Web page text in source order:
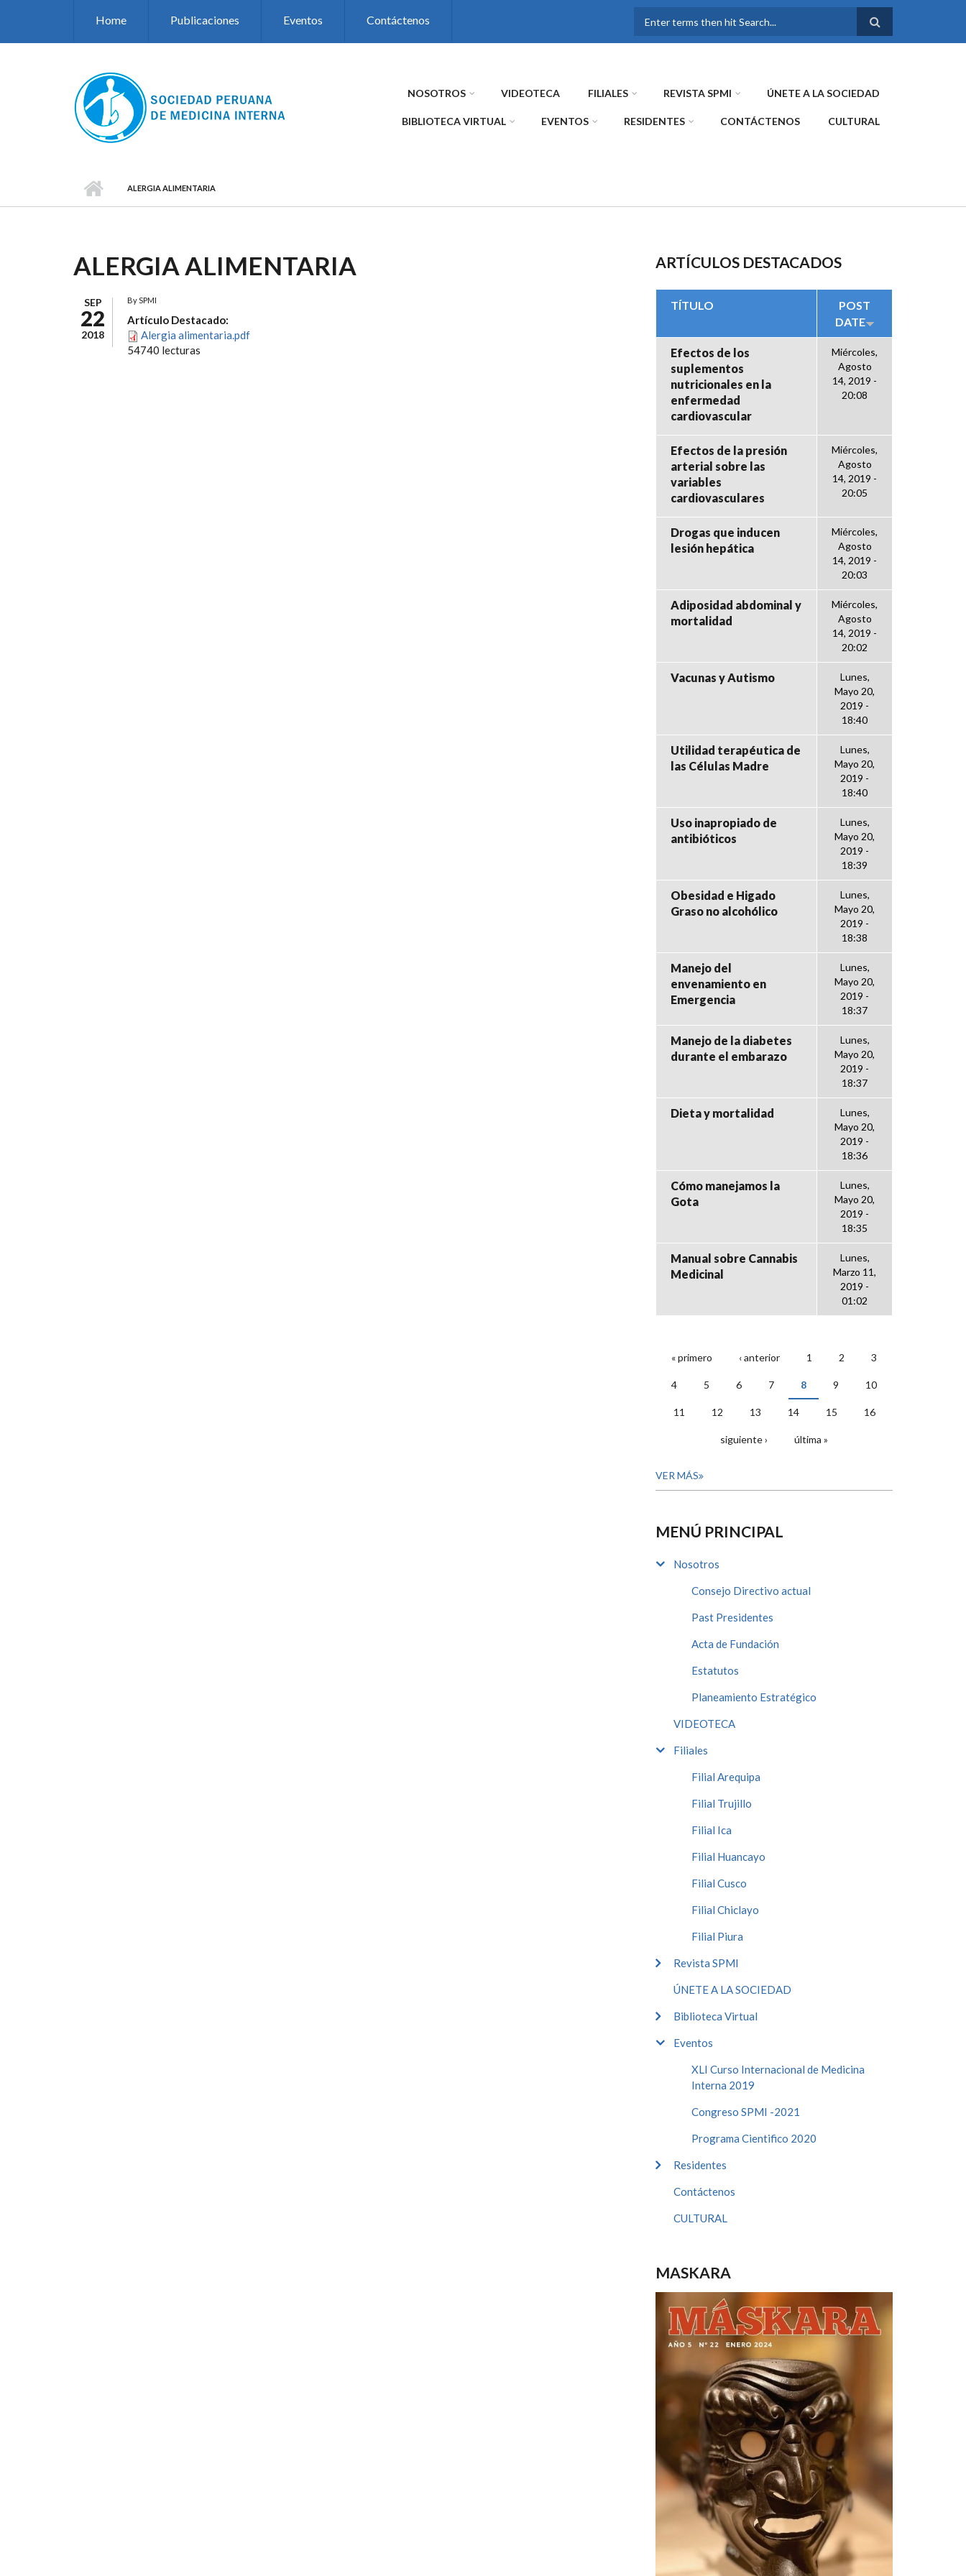
Home Publicaciones Eventos Contáctenos
FORMULARIO DE
NOSOTROS VIDEOTECA FILIALES REVISTA SPMI ÚNETE A LA SOCIEDAD
BIBLIOTECA VIRTUAL EVENTOS RESIDENTES CONTÁCTENOS CULTURAL
ALERGIA ALIMENTARIA
ALERGIA ALIMENTARIA
SEP
22
2018
BySPMI
Artículo Destacado:
Alergia alimentaria.pdf
54740 lecturas
ARTÍCULOS DESTACADOS
TÍTULO
POST
DATE
Efectos de los
suplementos
nutricionales en la
enfermedad
cardiovascular
Miércoles,
Agosto
14, 2019 -
20:08
Efectos de la presión
arterial sobre las
variables
cardiovasculares
Miércoles,
Agosto
14, 2019 -
20:05
Drogas que inducen
lesión hepática
Miércoles,
Agosto
14, 2019 -
20:03
Adiposidad abdominal y
mortalidad
Miércoles,
Agosto
14, 2019 -
20:02
Vacunas y Autismo
Lunes,
Mayo 20,
2019 -
18:40
Utilidad terapéutica de
las Células Madre
Lunes,
Mayo 20,
2019 -
18:40
Uso inapropiado de
antibióticos
Lunes,
Mayo 20,
2019 -
18:39
Obesidad e Higado
Graso no alcohólico
Lunes,
Mayo 20,
2019 -
18:38
Manejo del
envenamiento en
Emergencia
Lunes,
Mayo 20,
2019 -
18:37
Manejo de la diabetes
durante el embarazo
Lunes,
Mayo 20,
2019 -
18:37
Dieta y mortalidad
Lunes,
Mayo 20,
2019 -
18:36
Cómo manejamos la
Gota
Lunes,
Mayo 20,
2019 -
18:35
Manual sobre Cannabis
Medicinal
Lunes,
Marzo 11,
2019 -
01:02
PÁGINAS
« primero ‹ anterior 1 2 3
4 5 6 7 8 9 10
11 12 13 14 15 16
siguiente › última »
VER MÁS
MENÚ PRINCIPAL
Nosotros
Consejo Directivo actual
Past Presidentes
Acta de Fundación
Estatutos
Planeamiento Estratégico
VIDEOTECA
Filiales
Filial Arequipa
Filial Trujillo
Filial Ica
Filial Huancayo
Filial Cusco
Filial Chiclayo
Filial Piura
Revista SPMI
ÚNETE A LA SOCIEDAD
Biblioteca Virtual
Eventos
XLI Curso Internacional de Medicina
Interna 2019
Congreso SPMI -2021
Programa Cientifico 2020
Residentes
Contáctenos
CULTURAL
MASKARA